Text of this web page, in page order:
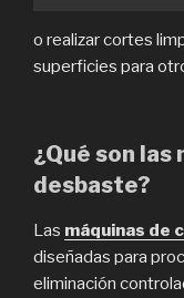
o realizar cortes
superficies para
¿Qué son
desbaste?
Las máquinas de
diseñadas para
eliminación